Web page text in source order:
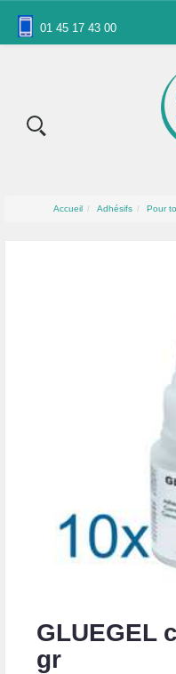
01 45 17 43 00
Accueil Adhésifs Pour
GLUEGEL
gr